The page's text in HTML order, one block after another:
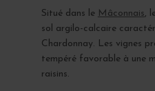
Situé dans le Mâconnais,
sol argilo-calcaire
Chardonnay. Les vignes
tempéré favorable à une
raisins.